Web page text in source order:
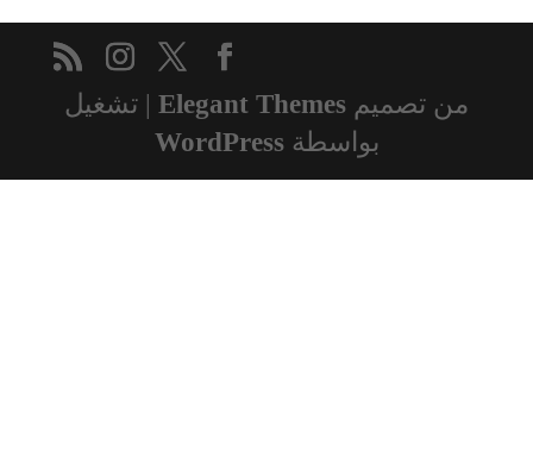
من تصميم Elegant Themes | تشغيل
بواسطةWordPress